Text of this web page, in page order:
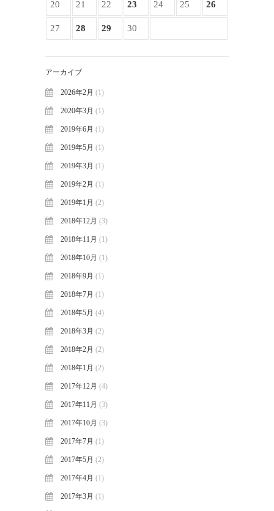
20 21 22 23 24 25 26
27 28 29 30
アーカイブ
2026年2月 (1)
2020年3月 (1)
2019年6月 (1)
2019年5月 (1)
2019年3月 (1)
2019年2月 (1)
2019年1月 (2)
2018年12月 (3)
2018年11月 (1)
2018年10月 (1)
2018年9月 (1)
2018年7月 (1)
2018年5月 (4)
2018年3月 (2)
2018年2月 (2)
2018年1月 (2)
2017年12月 (4)
2017年11月 (3)
2017年10月 (3)
2017年7月 (1)
2017年5月 (2)
2017年4月 (1)
2017年3月 (1)